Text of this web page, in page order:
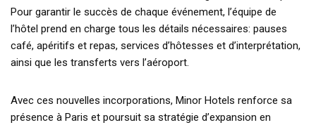
Pour garantir le succès de chaque événement, l’équipe de
l’hôtel prend en charge tous les détails nécessaires: pauses
café, apéritifs et repas, services d’hôtesses et d’interprétation,
ainsi que les transferts vers l’aéroport.
Avec ces nouvelles incorporations, Minor Hotels renforce sa
présence à Paris et poursuit sa stratégie d’expansion en